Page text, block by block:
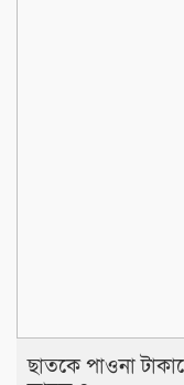
‎​ছাতকে পাওনা